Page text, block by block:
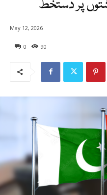
پر دستخط
0 90
May 12, 2026